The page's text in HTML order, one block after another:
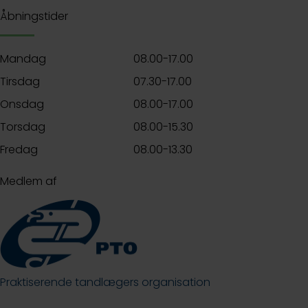
Åbningstider
Mandag
08.00-17.00
Tirsdag
07.30-17.00
Onsdag
08.00-17.00
Torsdag
08.00-15.30
Fredag
08.00-13.30
Medlem af
Praktiserende tandlægers organisation